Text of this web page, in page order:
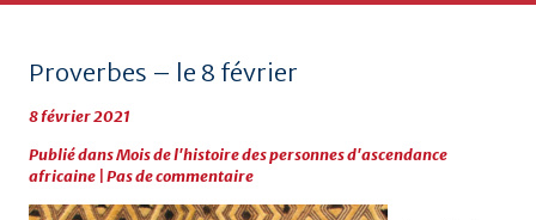
Proverbes – le 8 février
8 février 2021
Publié dansMois de l'histoire des personnes d'ascendance
africaine Pas de commentaire